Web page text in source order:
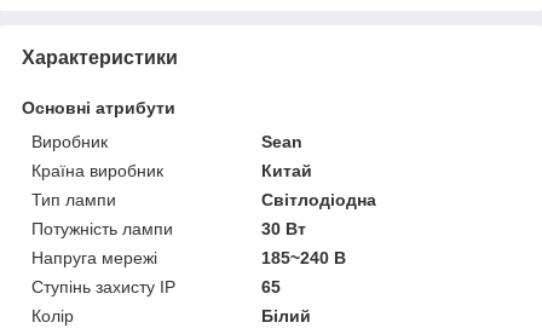
Характеристики
Основні атрибути
Виробник
Sean
Країна виробник
Китай
Тип лампи
Світлодіодна
Потужність лампи
30 Вт
Напруга мережі
185~240 В
Ступінь захисту IP
65
Колір
Білий